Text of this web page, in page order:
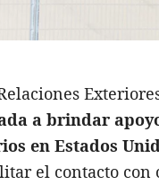
a brindar
en Estados
el contacto con